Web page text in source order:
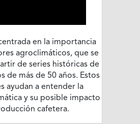
en la importancia
agroclimáticos, que se
de series históricas de
de más de 50 años. Estos
ayudan a entender la
y su posible impacto
cafetera.